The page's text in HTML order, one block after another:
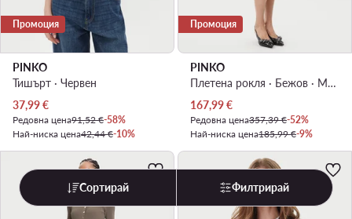
Промоция
PINKO
Тишърт · Червен
Актуална цена
37,99€
Редовна цена91,52 €-58%
Най-ниска цена42,44 €-10%
Промоция
PINKO
Плетена рокля · Бежов · Миди
Актуална цена
167,99€
Редовна цена357,39 €-52%
Най-ниска цена185,99 €-9%
Сортирай Филтрирай